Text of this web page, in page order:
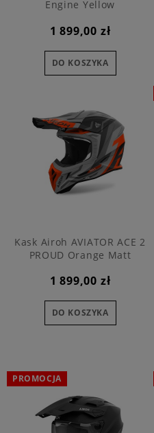
Engine Yellow
1 899,00 zł
DO KOSZYKA
Kask Airoh AVIATOR ACE 2
PROUD Orange Matt
1 899,00 zł
DO KOSZYKA
PROMOCJA